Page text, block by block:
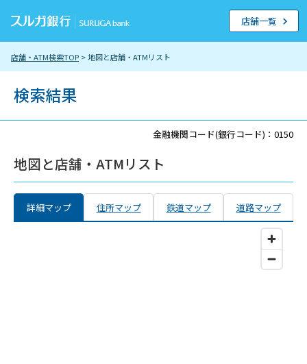
店舗・ATM検索TOP > 地図と店舗・ATMリスト
店舗一覧
検索結果
金融機関コード(銀行コード)：0150
地図と店舗・ATMリスト
詳細マップ 住所マップ 鉄道マップ 道路マップ